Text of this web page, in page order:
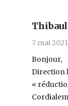
7 mai
Bonjour,
Direction
«